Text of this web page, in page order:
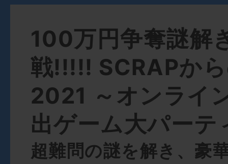
100万円争奪謎解
戦!!!!! SCRAPか
2021 ～オンライ
出ゲーム大パーテ
超難問の謎を解き、豪